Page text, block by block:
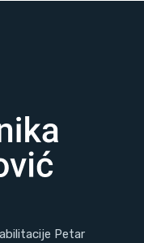
Petar